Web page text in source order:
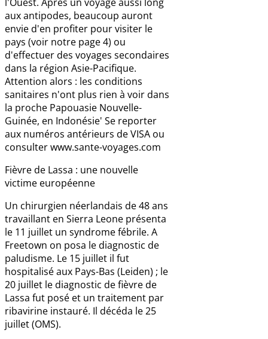
aux antipodes, beaucoup auront
envie d'en profiter pour visiter le
pays (voir notre page 4) ou
d'effectuer des voyages secondaires
dans la région Asie-Pacifique.
Attention alors : les conditions
sanitaires n'ont plus rien à voir dans
la proche Papouasie Nouvelle-
Guinée, en Indonésie' Se reporter
aux numéros antérieurs de VISA ou
consulter www.sante-voyages.com
Fièvre de Lassa : une nouvelle
victime européenne
Un chirurgien néerlandais de 48 ans
travaillant en Sierra Leone présenta
le 11 juillet un syndrome fébrile. A
Freetown on posa le diagnostic de
paludisme. Le 15 juillet il fut
hospitalisé aux Pays-Bas (Leiden) ; le
20 juillet le diagnostic de fièvre de
Lassa fut posé et un traitement par
ribavirine instauré. Il décéda le 25
juillet (OMS).